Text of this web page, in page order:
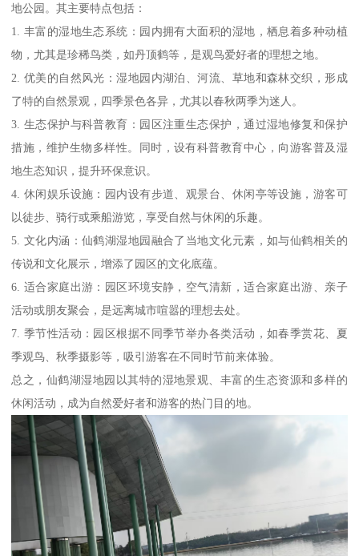
地公园。其主要特点包括：
1. 丰富的湿地生态系统：园内拥有大面积的湿地，栖息着多种动植
物，尤其是珍稀鸟类，如丹顶鹤等，是观鸟爱好者的理想之地。
2. 优美的自然风光：湿地园内湖泊、河流、草地和森林交织，形成
了特的自然景观，四季景色各异，尤其以春秋两季为迷人。
3. 生态保护与科普教育：园区注重生态保护，通过湿地修复和保护
措施，维护生物多样性。同时，设有科普教育中心，向游客普及湿
地生态知识，提升环保意识。
4. 休闲娱乐设施：园内设有步道、观景台、休闲亭等设施，游客可
以徒步、骑行或乘船游览，享受自然与休闲的乐趣。
5. 文化内涵：仙鹤湖湿地园融合了当地文化元素，如与仙鹤相关的
传说和文化展示，增添了园区的文化底蕴。
6. 适合家庭出游：园区环境安静，空气清新，适合家庭出游、亲子
活动或朋友聚会，是远离城市喧嚣的理想去处。
7. 季节性活动：园区根据不同季节举办各类活动，如春季赏花、夏
季观鸟、秋季摄影等，吸引游客在不同时节前来体验。
总之，仙鹤湖湿地园以其特的湿地景观、丰富的生态资源和多样的
休闲活动，成为自然爱好者和游客的热门目的地。